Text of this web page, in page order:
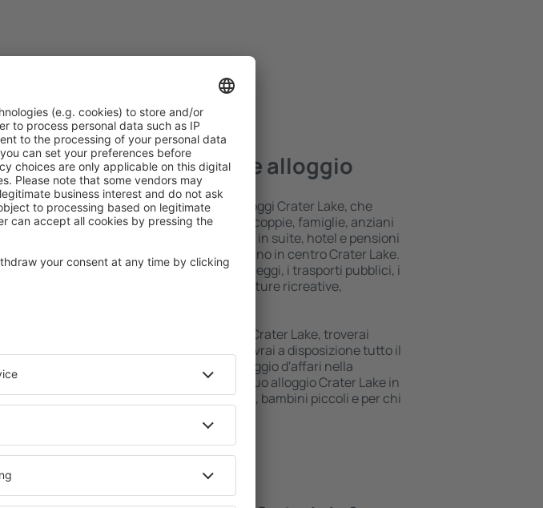
Crater Lake - il migliore alloggio
Puoi scegliere tra un'ampia offerta di alloggi Crater Lake, che
include strutture per viaggiatori singoli, coppie, famiglie, anziani
e gruppi. I visitatori possono soggiornare in suite, hotel e pensioni
che offrono la massima privacy e si trovano in centro Crater Lake.
I servizi nelle vicinanze, come gli autonoleggi, i trasporti pubblici, i
negozi, i punti vendita di servizi e le strutture ricreative,
Se sei alla ricerca di un alloggio di lusso Crater Lake, troverai
qualcosa di adatto a te in pochi istanti. Avrai a disposizione tutto il
necessario per le tue vacanze o il tuo viaggio d'affari nella
destinazione scelta. Potrai prenotare il tuo alloggio Crater Lake in
strutture con servizi per disabili, neonati, bambini piccoli e per chi